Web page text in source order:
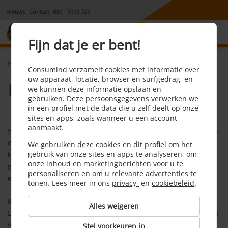
Nieuws Contact 030 - 7009 727
Home
Hoe werkt het?
Wanneer je tarieven en aanbieders vergelijkt, wil je natuurlijk
wel zeker weten dat de informatie die je hiervoor gebruikt
klopt. Daarom leggen we je graag uit hoe Consumind te werk
gaat en ervoor zorgt dat je de juiste informatie krijgt en
eenvoudig kunt overstappen.
Maandelijks onderzoek naar tarieven
Elke maand bekijken wij de tarieven en de productkenmerken
van de energiecontracten die je vindt op onze website. Deze
Fijn dat je er bent!
Consumind verzamelt cookies met informatie over
uw apparaat, locatie, browser en surfgedrag, en
we kunnen deze informatie opslaan en
gebruiken. Deze persoonsgegevens verwerken we
in een profiel met de data die u zelf deelt op onze
sites en apps, zoals wanneer u een account
aanmaakt.
We gebruiken deze cookies en dit profiel om het
gebruik van onze sites en apps te analyseren, om
onze inhoud en marketingberichten voor u te
personaliseren en om u relevante advertenties te
tonen. Lees meer in ons privacy- encookiebeleid.
Alles weigeren
Stel voorkeuren in